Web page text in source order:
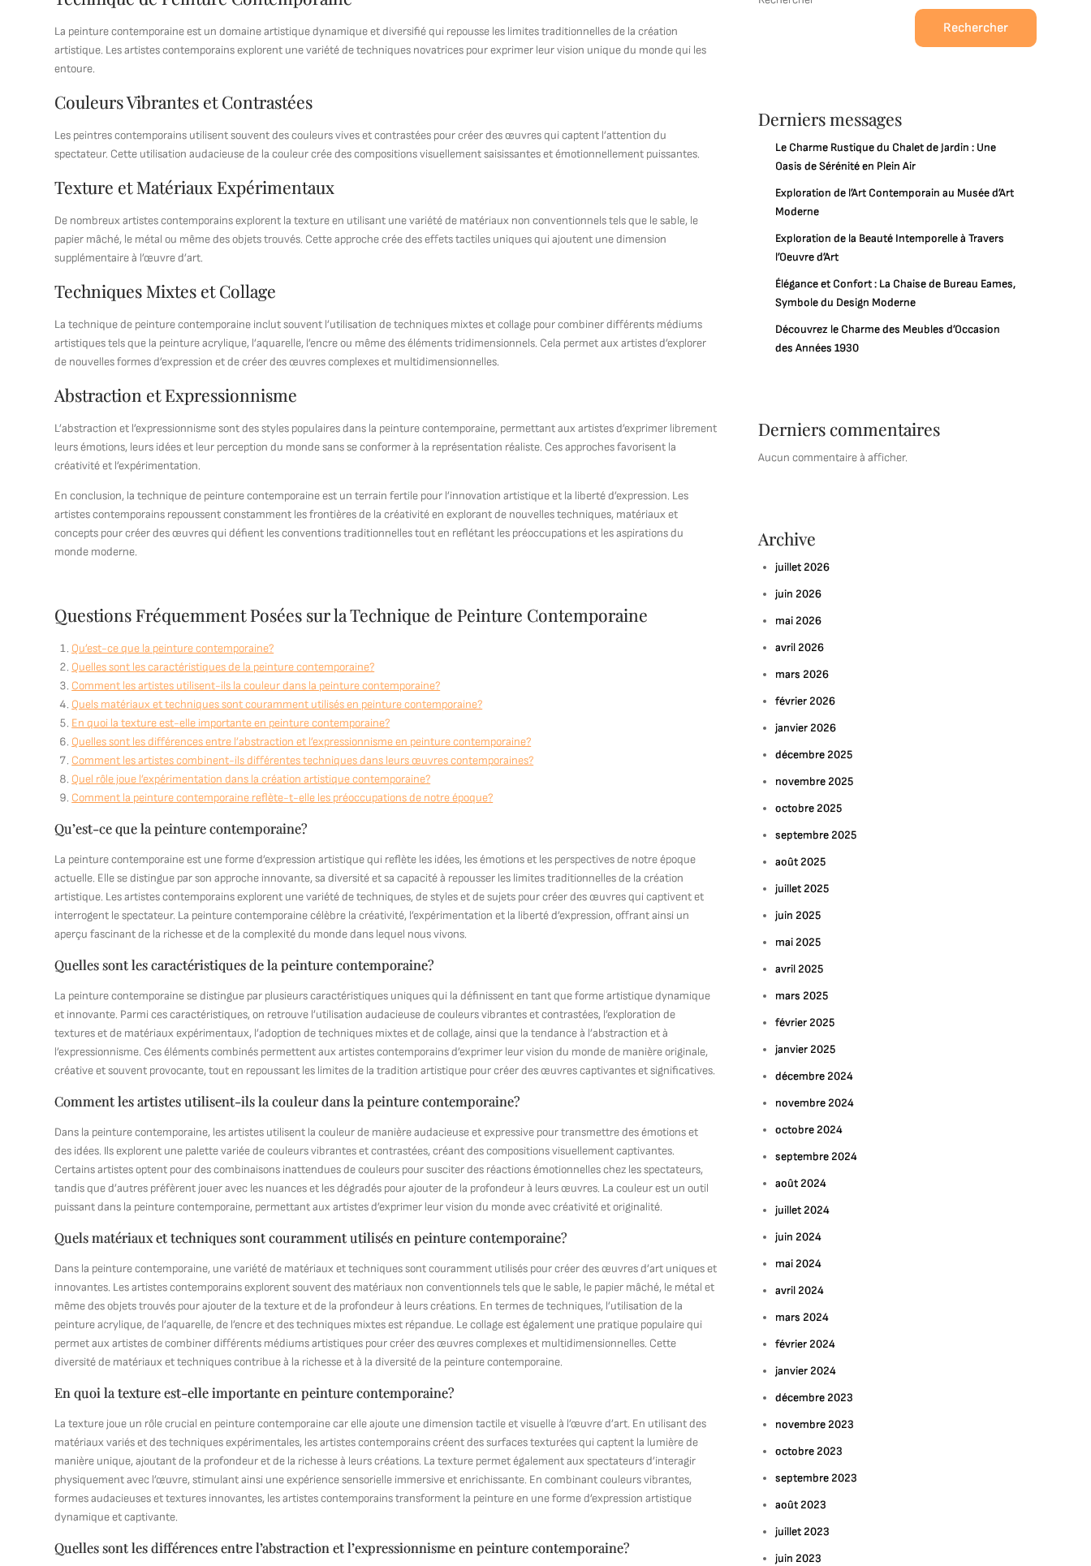
La peinture contemporaine est un domaine artistique dynamique et diversifié qui repousse les limites traditionnelles de la création
artistique. Les artistes contemporains explorent une variété de techniques novatrices pour exprimer leur vision unique du monde qui les
entoure.
Couleurs Vibrantes et Contrastées
Les peintres contemporains utilisent souvent des couleurs vives et contrastées pour créer des œuvres qui captent l’attention du
spectateur. Cette utilisation audacieuse de la couleur crée des compositions visuellement saisissantes et émotionnellement puissantes.
Texture et Matériaux Expérimentaux
De nombreux artistes contemporains explorent la texture en utilisant une variété de matériaux non conventionnels tels que le sable, le
papier mâché, le métal ou même des objets trouvés. Cette approche crée des effets tactiles uniques qui ajoutent une dimension
supplémentaire à l’œuvre d’art.
Techniques Mixtes et Collage
La technique de peinture contemporaine inclut souvent l’utilisation de techniques mixtes et collage pour combiner différents médiums
artistiques tels que la peinture acrylique, l’aquarelle, l’encre ou même des éléments tridimensionnels. Cela permet aux artistes d’explorer
de nouvelles formes d’expression et de créer des œuvres complexes et multidimensionnelles.
Abstraction et Expressionnisme
L’abstraction et l’expressionnisme sont des styles populaires dans la peinture contemporaine, permettant aux artistes d’exprimer librement
leurs émotions, leurs idées et leur perception du monde sans se conformer à la représentation réaliste. Ces approches favorisent la
créativité et l’expérimentation.
En conclusion, la technique de peinture contemporaine est un terrain fertile pour l’innovation artistique et la liberté d’expression. Les
artistes contemporains repoussent constamment les frontières de la créativité en explorant de nouvelles techniques, matériaux et
concepts pour créer des œuvres qui défient les conventions traditionnelles tout en reflétant les préoccupations et les aspirations du
monde moderne.
Questions Fréquemment Posées sur la Technique de Peinture Contemporaine
Qu’est-ce que la peinture contemporaine?
Quelles sont les caractéristiques de la peinture contemporaine?
Comment les artistes utilisent-ils la couleur dans la peinture contemporaine?
Quels matériaux et techniques sont couramment utilisés en peinture contemporaine?
En quoi la texture est-elle importante en peinture contemporaine?
Quelles sont les différences entre l’abstraction et l’expressionnisme en peinture contemporaine?
Comment les artistes combinent-ils différentes techniques dans leurs œuvres contemporaines?
Quel rôle joue l’expérimentation dans la création artistique contemporaine?
Comment la peinture contemporaine reflète-t-elle les préoccupations de notre époque?
Qu’est-ce que la peinture contemporaine?
La peinture contemporaine est une forme d’expression artistique qui reflète les idées, les émotions et les perspectives de notre époque
actuelle. Elle se distingue par son approche innovante, sa diversité et sa capacité à repousser les limites traditionnelles de la création
artistique. Les artistes contemporains explorent une variété de techniques, de styles et de sujets pour créer des œuvres qui captivent et
interrogent le spectateur. La peinture contemporaine célèbre la créativité, l’expérimentation et la liberté d’expression, offrant ainsi un
aperçu fascinant de la richesse et de la complexité du monde dans lequel nous vivons.
Quelles sont les caractéristiques de la peinture contemporaine?
La peinture contemporaine se distingue par plusieurs caractéristiques uniques qui la définissent en tant que forme artistique dynamique
et innovante. Parmi ces caractéristiques, on retrouve l’utilisation audacieuse de couleurs vibrantes et contrastées, l’exploration de
textures et de matériaux expérimentaux, l’adoption de techniques mixtes et de collage, ainsi que la tendance à l’abstraction et à
l’expressionnisme. Ces éléments combinés permettent aux artistes contemporains d’exprimer leur vision du monde de manière originale,
créative et souvent provocante, tout en repoussant les limites de la tradition artistique pour créer des œuvres captivantes et significatives.
Comment les artistes utilisent-ils la couleur dans la peinture contemporaine?
Dans la peinture contemporaine, les artistes utilisent la couleur de manière audacieuse et expressive pour transmettre des émotions et
des idées. Ils explorent une palette variée de couleurs vibrantes et contrastées, créant des compositions visuellement captivantes.
Certains artistes optent pour des combinaisons inattendues de couleurs pour susciter des réactions émotionnelles chez les spectateurs,
tandis que d’autres préfèrent jouer avec les nuances et les dégradés pour ajouter de la profondeur à leurs œuvres. La couleur est un outil
puissant dans la peinture contemporaine, permettant aux artistes d’exprimer leur vision du monde avec créativité et originalité.
Quels matériaux et techniques sont couramment utilisés en peinture contemporaine?
Dans la peinture contemporaine, une variété de matériaux et techniques sont couramment utilisés pour créer des œuvres d’art uniques et
innovantes. Les artistes contemporains explorent souvent des matériaux non conventionnels tels que le sable, le papier mâché, le métal et
même des objets trouvés pour ajouter de la texture et de la profondeur à leurs créations. En termes de techniques, l’utilisation de la
peinture acrylique, de l’aquarelle, de l’encre et des techniques mixtes est répandue. Le collage est également une pratique populaire qui
permet aux artistes de combiner différents médiums artistiques pour créer des œuvres complexes et multidimensionnelles. Cette
diversité de matériaux et techniques contribue à la richesse et à la diversité de la peinture contemporaine.
En quoi la texture est-elle importante en peinture contemporaine?
La texture joue un rôle crucial en peinture contemporaine car elle ajoute une dimension tactile et visuelle à l’œuvre d’art. En utilisant des
matériaux variés et des techniques expérimentales, les artistes contemporains créent des surfaces texturées qui captent la lumière de
manière unique, ajoutant de la profondeur et de la richesse à leurs créations. La texture permet également aux spectateurs d’interagir
physiquement avec l’œuvre, stimulant ainsi une expérience sensorielle immersive et enrichissante. En combinant couleurs vibrantes,
formes audacieuses et textures innovantes, les artistes contemporains transforment la peinture en une forme d’expression artistique
dynamique et captivante.
Quelles sont les différences entre l’abstraction et l’expressionnisme en peinture contemporaine?
Rechercher
Derniers messages
Le Charme Rustique du Chalet de Jardin : Une
Oasis de Sérénité en Plein Air
Exploration de l’Art Contemporain au Musée d’Art
Moderne
Exploration de la Beauté Intemporelle à Travers
l’Oeuvre d’Art
Élégance et Confort : La Chaise de Bureau Eames,
Symbole du Design Moderne
Découvrez le Charme des Meubles d’Occasion
des Années 1930
Derniers commentaires
Aucun commentaire à afficher.
Archive
juillet 2026
juin 2026
mai 2026
avril 2026
mars 2026
février 2026
janvier 2026
décembre 2025
novembre 2025
octobre 2025
septembre 2025
août 2025
juillet 2025
juin 2025
mai 2025
avril 2025
mars 2025
février 2025
janvier 2025
décembre 2024
novembre 2024
octobre 2024
septembre 2024
août 2024
juillet 2024
juin 2024
mai 2024
avril 2024
mars 2024
février 2024
janvier 2024
décembre 2023
novembre 2023
octobre 2023
septembre 2023
août 2023
juillet 2023
juin 2023